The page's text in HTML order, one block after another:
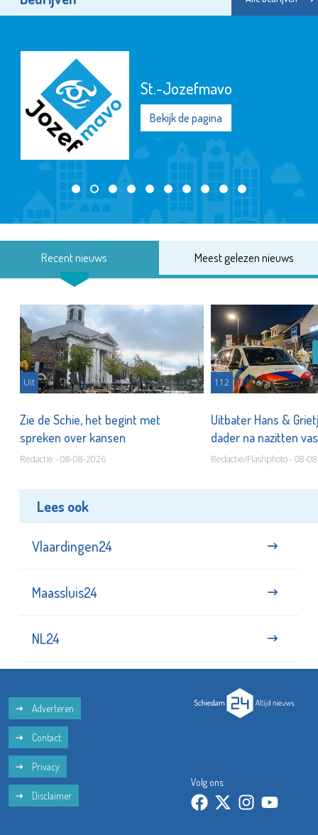
St.-Jozefmavo
Bekijk de pagina
Recent nieuws Meest gelezen nieuws
Uit
Zie de Schie, het begint met
spreken over kansen
Redactie - 08-08-2026
112
Uitbater Hans &
dader na nazitten
Redactie/Flashphoto - 08-
Lees ook
Vlaardingen24
Maassluis24
NL24
Adverteren
Contact
Privacy
Disclaimer
Volg ons: